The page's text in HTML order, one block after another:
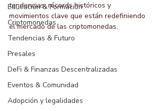
Educación & Formación
Criptomonedas
Tendencias & Futuro
Presales
DeFi & Finanzas Descentralizadas
Eventos & Comunidad
Adopción y legalidades
tendencias, récords históricos y
movimientos clave que están redefiniendo
el mercado de las criptomonedas.